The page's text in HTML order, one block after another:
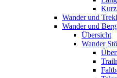
Wander und
Wander und
Übersicht
Wander